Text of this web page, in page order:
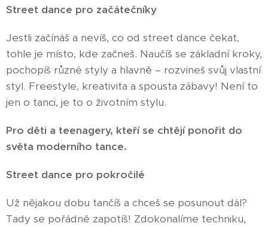
Street dance pro začátečníky
Jestli začínáš a nevíš, co od street dance čekat,
tohle je místo, kde začneš. Naučíš se základní kroky,
pochopíš různé styly a hlavně – rozvineš svůj vlastní
styl. Freestyle, kreativita a spousta zábavy! Není to
jen o tanci, je to o životním stylu.
Pro děti a teenagery, kteří se chtějí ponořit do
světa moderního tance.
Street dance pro pokročilé
Už nějakou dobu tančíš a chceš se posunout dál?
Tady se pořádně zapotíš! Zdokonalíme techniku,